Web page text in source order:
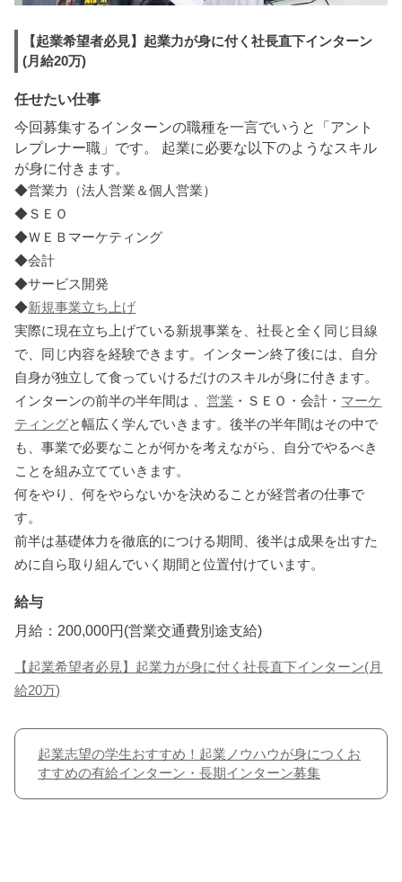
【起業希望者必見】起業力が身に付く社長直下インターン
(月給20万)
任せたい仕事
今回募集するインターンの職種を一言でいうと「アント
レプレナー職」です。 起業に必要な以下のようなスキル
が身に付きます。
◆営業力（法人営業＆個人営業）
◆ＳＥＯ
◆ＷＥＢマーケティング
◆会計
◆サービス開発
◆新規事業立ち上げ
実際に現在立ち上げている新規事業を、社長と全く同じ目線
で、同じ内容を経験できます。インターン終了後には、自分
自身が独立して食っていけるだけのスキルが身に付きます。
インターンの前半の半年間は 、営業 ・ＳＥＯ・会計・ マーケ
ティングと幅広く学んでいきます。後半の半年間はその中で
も、事業で必要なことが何かを考えながら、自分でやるべき
ことを組み立てていきます。
何をやり、何をやらないかを決めることが経営者の仕事で
す。
前半は基礎体力を徹底的につける期間、後半は成果を出すた
めに自ら取り組んでいく期間と位置付けています。
給与
月給：200,000円(営業交通費別途支給)
【起業希望者必見】起業力が身に付く社長直下インターン(月
給20万)
起業志望の学生おすすめ！起業ノウハウが身につくお
すすめの有給インターン・長期インターン募集